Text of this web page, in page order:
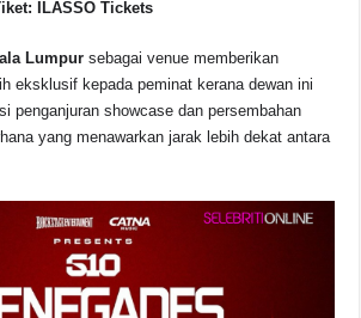
ILASSO Tickets
Lumpur sebagai venue memberikan
eksklusif kepada peminat kerana dewan ini
penganjuran showcase dan persembahan
yang menawarkan jarak lebih dekat antara